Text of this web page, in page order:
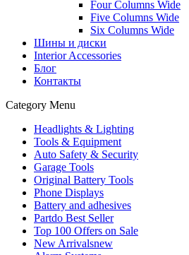
Four Columns Wide
Five Columns Wide
Six Columns Wide
Шины и диски
Interior Accessories
Блог
Контакты
Category Menu
Headlights & Lighting
Tools & Equipment
Auto Safety & Security
Garage Tools
Original Battery Tools
Phone Displays
Battery and adhesives
Partdo Best Seller
Top 100 Offers on Sale
New Arrivalsnew